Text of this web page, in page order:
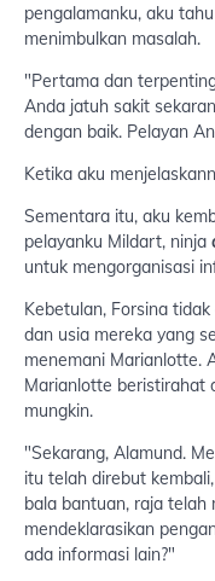
pengalamanku, aku
menimbulkan masalah.
"Pertama dan
Anda jatuh sakit
dengan baik. Pelayan
Ketika aku
Sementara itu, aku
pelayanku Mildart, ninja
untuk mengorganisasi
Kebetulan, Forsina
dan usia mereka yang
menemani Marianlotte.
Marianlotte beristirahat
mungkin.
"Sekarang, Alamund.
itu telah direbut
bala bantuan, raja telah
mendeklarasikan
ada informasi lain?"